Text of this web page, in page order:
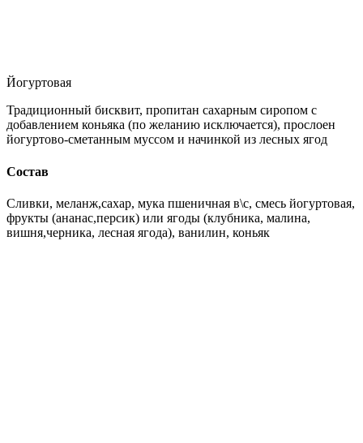
Йогуртовая
Традиционный бисквит, пропитан сахарным сиропом с
добавлением коньяка (по желанию исключается), прослоен
йогуртово-сметанным муссом и начинкой из лесных ягод
Состав
Сливки, меланж,сахар, мука пшеничная в\с, смесь йогуртовая,
фрукты (ананас,персик) или ягоды (клубника, малина,
вишня,черника, лесная ягода), ванилин, коньяк